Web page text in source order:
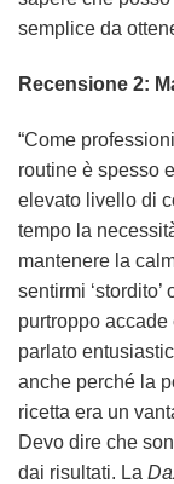
semplice da
Recensione 2:
“Come
routine è spesso
elevato livello di
tempo la
mantenere la
sentirmi
purtroppo
parlato
anche perché la
ricetta era un
Devo dire che
dai risultati. La